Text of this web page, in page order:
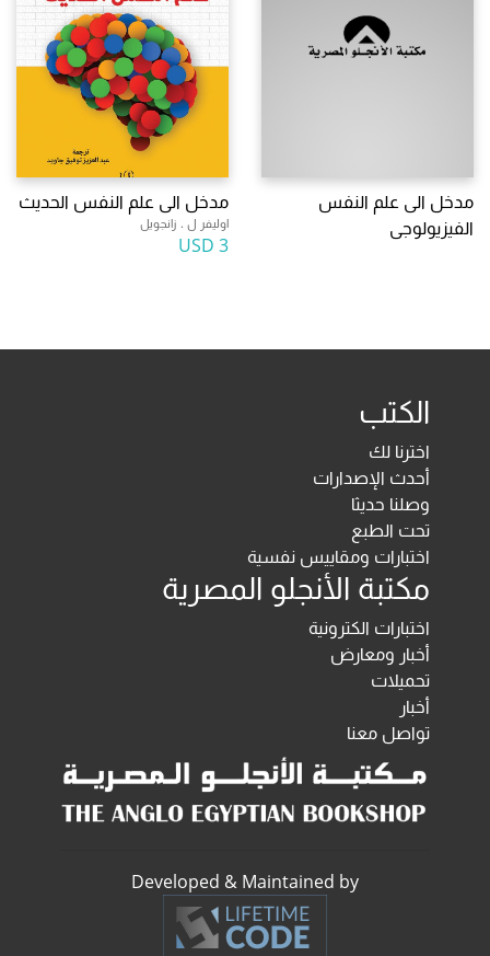
مدخل الى علم النفس
الفيزيولوجى
مدخل الى علم النفس الحديث
اوليفر ل . زانجويل
3 USD
الكتب
اخترنا لك
أحدث الإصدارات
وصلنا حديثا
تحت الطبع
اختبارات ومقاييس نفسية
مكتبة الأنجلو المصرية
اختبارات الكترونية
أخبار ومعارض
تحميلات
أخبار
تواصل معنا
Developed & Maintained by